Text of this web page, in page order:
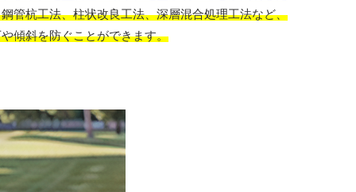
管杭工法、柱状改良工法、深層混合処理工法など、
傾斜を防ぐことができます。